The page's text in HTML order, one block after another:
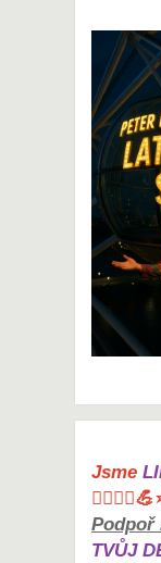
Jsme
Podpoř
TVŮJ